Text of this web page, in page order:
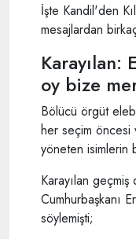
İşte Kandil'den
mesajlardan
Karayılan:
oy bize
Bölücü örgüt
her seçim öncesi
yöneten isimlerin
Karayılan
Cumhurbaşkanı
söylemişti;